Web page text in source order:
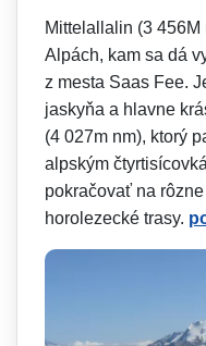
Mittelallalin (3
Alpách, kam sa dá
z mesta Saas Fee.
jaskyňa a hlavne
(4 027m nm), ktorý
alpským
pokračovať na
horolezecké trasy.